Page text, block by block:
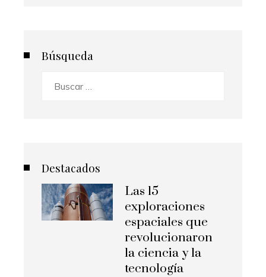
Búsqueda
Destacados
Las 15
exploraciones
espaciales que
revolucionaron
la ciencia y la
tecnología